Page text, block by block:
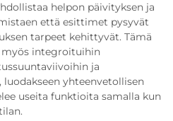
helpon päivityksen ja
että esittimet pysyvät
tarpeet kehittyvät. Tämä
myös integroituihin
ja
yhteenvetollisen
useita funktioita samalla kun